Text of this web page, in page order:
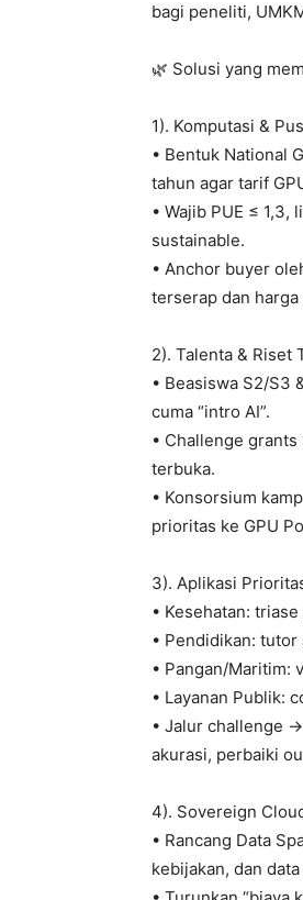
bagi peneliti,
🌿 Solusi yang
1). Komputasi &
• Bentuk National
tahun agar tarif
• Wajib PUE ≤
sustainable.
• Anchor buyer
terserap dan harga
2). Talenta & Riset
• Beasiswa S2/S3
cuma “intro AI”.
• Challenge
terbuka.
• Konsorsium
prioritas ke GPU
3). Aplikasi
• Kesehatan:
• Pendidikan:
• Pangan/Maritim:
• Layanan Publik:
• Jalur challenge
akurasi, perbaiki
4). Sovereign
• Rancang Data
kebijakan, dan